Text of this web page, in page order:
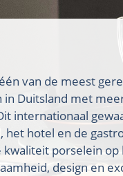
van de meest
Duitsland met
internationaal
het hotel en de
porselein op
design en